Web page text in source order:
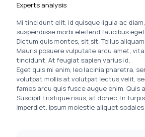
Experts analysis
Mi tincidunt elit, id quisque ligula ac
suspendisse morbi eleifend faucibus
Dictum quis montes, sit sit. Tellus
Mauris posuere vulputate arcu amet,
tincidunt. At feugiat sapien varius id.
Eget quis mi enim, leo lacinia pharetra,
volutpat mollis at volutpat lectus velit,
fames arcu quis fusce augue enim. Quis
Suscipit tristique risus, at donec. In
imperdiet. Ipsum molestie aliquet